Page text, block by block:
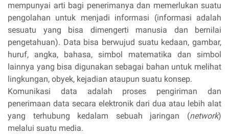
mempunyai arti bagi penerimanya dan memerlukan suatu
pengolahan untuk menjadi informasi (informasi adalah
sesuatu yang bisa dimengerti manusia dan bernilai
pengetahuan). Data bisa berwujud suatu kedaan, gambar,
huruf, angka, bahasa, simbol matematika dan simbol
lainnya yang bisa digunakan sebagai bahan untuk melihat
lingkungan, obyek, kejadian ataupun suatu konsep.
Komunikasi data adalah proses pengiriman dan
penerimaan data secara elektronik dari dua atau lebih alat
yang terhubung kedalam sebuah jaringan (network)
melalui suatu media.